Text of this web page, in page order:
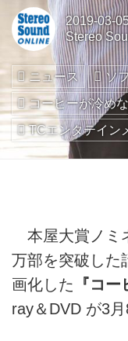
2019-03-
Stereo
ニュース ソ
コーヒーが冷め
TCエンタテイン
本屋大賞ノミ
万部を突破した
画化した 『コ
ray＆DVD が3